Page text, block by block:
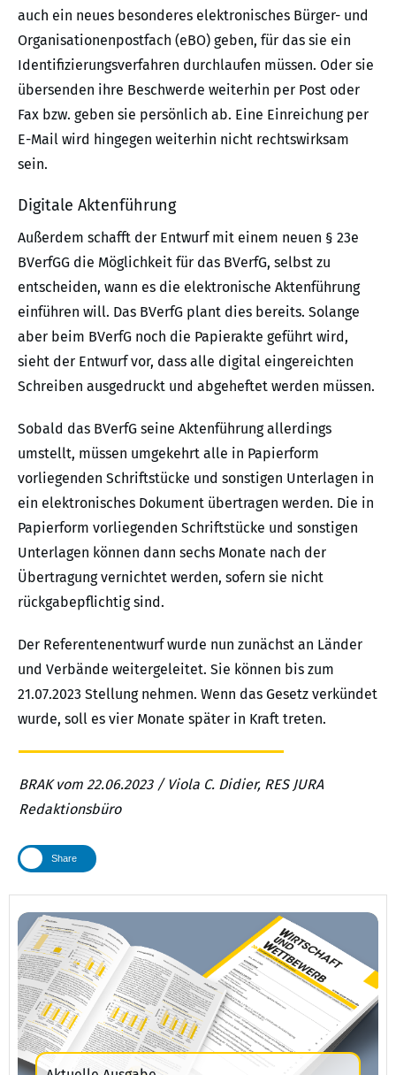
auch ein neues besonderes elektronisches Bürger- und
Organisationenpostfach (eBO) geben, für das sie ein
Identifizierungsverfahren durchlaufen müssen. Oder sie
übersenden ihre Beschwerde weiterhin per Post oder
Fax bzw. geben sie persönlich ab. Eine Einreichung per
E-Mail wird hingegen weiterhin nicht rechtswirksam
sein.
Digitale Aktenführung
Außerdem schafft der Entwurf mit einem neuen § 23e
BVerfGG die Möglichkeit für das BVerfG, selbst zu
entscheiden, wann es die elektronische Aktenführung
einführen will. Das BVerfG plant dies bereits. Solange
aber beim BVerfG noch die Papierakte geführt wird,
sieht der Entwurf vor, dass alle digital eingereichten
Schreiben ausgedruckt und abgeheftet werden müssen.
Sobald das BVerfG seine Aktenführung allerdings
umstellt, müssen umgekehrt alle in Papierform
vorliegenden Schriftstücke und sonstigen Unterlagen in
ein elektronisches Dokument übertragen werden. Die in
Papierform vorliegenden Schriftstücke und sonstigen
Unterlagen können dann sechs Monate nach der
Übertragung vernichtet werden, sofern sie nicht
rückgabepflichtig sind.
Der Referentenentwurf wurde nun zunächst an Länder
und Verbände weitergeleitet. Sie können bis zum
21.07.2023 Stellung nehmen. Wenn das Gesetz verkündet
wurde, soll es vier Monate später in Kraft treten.
BRAK vom 22.06.2023 / Viola C. Didier, RES JURA
Redaktionsbüro
Share